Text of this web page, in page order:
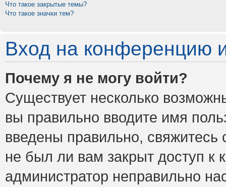
Что такое закрытые темы?
Что такое значки тем?
Вход на конференцию
Почему я не могу войти?
Существует несколько
вы правильно вводите имя
введены правильно,
не был ли вам закрыт доступ к
администратор неправильно